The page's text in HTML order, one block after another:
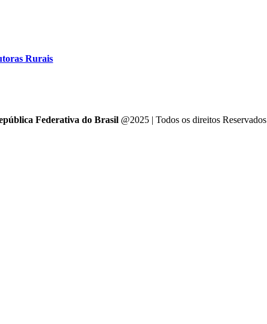
Rurais
Federativa do Brasil@2025 | Todos os direitos Reservados